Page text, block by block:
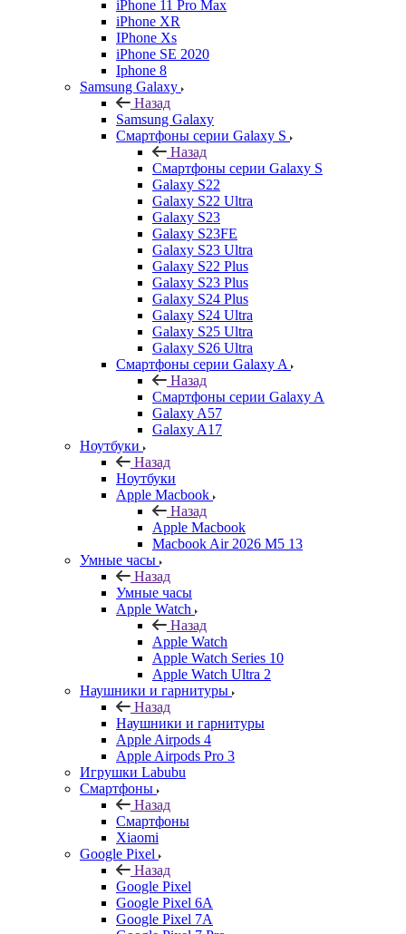
iPhone 11 Pro Max
iPhone XR
IPhone Xs
iPhone SE 2020
Iphone 8
Samsung Galaxy
Назад
Samsung Galaxy
Смартфоны серии Galaxy S
Назад
Смартфоны серии Galaxy S
Galaxy S22
Galaxy S22 Ultra
Galaxy S23
Galaxy S23FE
Galaxy S23 Ultra
Galaxy S22 Plus
Galaxy S23 Plus
Galaxy S24 Plus
Galaxy S24 Ultra
Galaxy S25 Ultra
Galaxy S26 Ultra
Смартфоны серии Galaxy A
Назад
Смартфоны серии Galaxy A
Galaxy A57
Galaxy A17
Ноутбуки
Назад
Ноутбуки
Apple Macbook
Назад
Apple Macbook
Macbook Air 2026 M5 13
Умные часы
Назад
Умные часы
Apple Watch
Назад
Apple Watch
Apple Watch Series 10
Apple Watch Ultra 2
Наушники и гарнитуры
Назад
Наушники и гарнитуры
Apple Airpods 4
Apple Airpods Pro 3
Игрушки Labubu
Смартфоны
Назад
Смартфоны
Xiaomi
Google Pixel
Назад
Google Pixel
Google Pixel 6A
Google Pixel 7А